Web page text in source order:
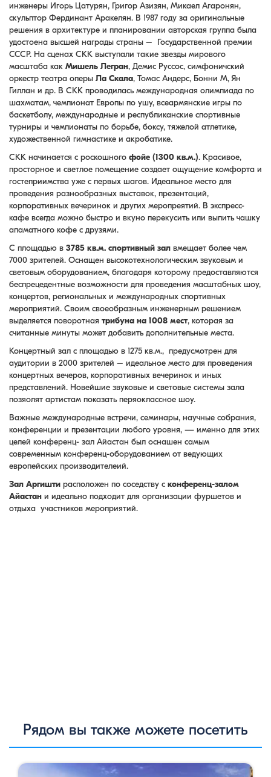
инженеры Игорь Цатурян, Григор Азизян, Микаел Агаронян,
скульптор Фердинант Аракелян. В 1987 году за оригинальные
решения в архитектуре и планировании авторская группа была
удостоена высшей награды страны – Государственной премии
СССР. На сценах СКК выступали такие звезды мирового
масштаба как Мишель Легран, Демис Руссос, симфоничский
оркестр театра оперы Ла Скала, Томас Андерс, Бонни М, Ян
Гиллан и др. В СКК проводилась международная олимпиада по
шахматам, чемпионат Европы по ушу, всеармянские игры по
баскетболу, международные и республиканские спортивные
турниры и чемпионаты по борьбе, боксу, тяжелой атлетике,
художественной гимнастике и акробатике.
СКК начинается с роскошного фойе (1300 кв.м.). Красивое,
просторное и светлое помещение создает ощущение комфорта и
гостеприимства уже с первых шагов. Идеальное место для
проведения разнообразных выставок, презентаций,
корпоративных вечеринок и других меропреятий. В экспресс-
кафе всегда можно быстро и вкуно перекусить или выпить чашку
апаматного кофе с друзями.
С площадью в 3785 кв.м. спортивный зал вмещает более чем
7000 зрителей. Оснащен высокотехнологическим звуковым и
световым оборудованием, благодаря которому предоставляются
беспрецедентные возможности для проведения масштабных шоу,
концертов, региональных и международных спортивных
мероприятий. Своим своеобразным инженерным решением
выделяется поворотная трибуна на 1008 мест, которая за
считанные минуты может добавить дополнительные места.
Концертный зал с площадью в 1275 кв.м., предусмотрен для
аудитории в 2000 зрителей – идеальное место для проведения
концертных вечеров, корпоративных вечеринок и иных
представлений. Новейшие звуковые и световые системы зала
позяолят артистам показать перяоклассное шоу.
Важные международные встречи, семинары, научные собрания,
конференции и презентации любого уровня, — именно для этих
целей конференц- зал Айастан был оснашен самым
современным конференц-оборудованием от ведующих
европейских производителеий.
Зал Аргишти расположен по соседству с конференц-залом
Айастан и идеально подходит для организации фуршетов и
отдыха участников мероприятий.
Рядом вы также можете посетить